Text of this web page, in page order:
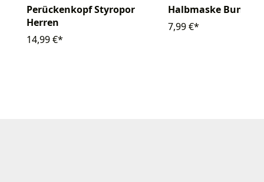
Perückenkopf Styropor
Herren
14,99 €*
Halbmaske Bunny
7,99 €*